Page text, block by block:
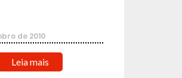
de 2010
Leia mais